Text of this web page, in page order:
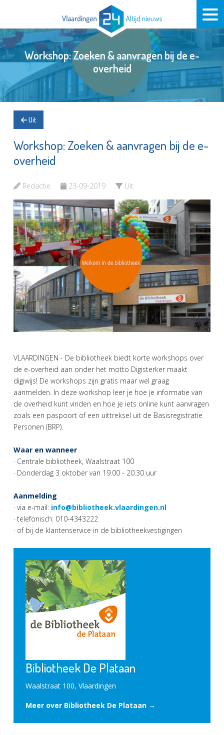
Workshop: Zoeken & aanvragen bij de e-
overheid
Uit
Workshop: Zoeken & aanvragen bij de e-
overheid
Redactie 23-09-2019 Uit
VLAARDINGEN - De bibliotheek biedt korte workshops over
de e-overheid aan onder het motto Digisterker maakt
digiwijs! De workshops zijn gratis maar wel graag
aanmelden. In deze workshop leer je hoe je informatie van
de overheid kunt vinden en hoe je iets online kunt aanvragen
zoals een paspoort of een uittreksel uit de Basisregistratie
Personen (BRP).
Waar en wanneer
· Centrale bibliotheek, Waalstraat 100
· Donderdag 3 oktober van 19.00 - 20.30 uur
Aanmelding
· via e-mail: info@bibliotheek.vlaardingen.nl
· telefonisch: 010-4343222
· of bij de klantenservice in de bibliotheekvestigingen
Bibliotheek De Plataan
Waalstraat 100, Vlaardingen
Meer over Bibliotheek De Plataan →